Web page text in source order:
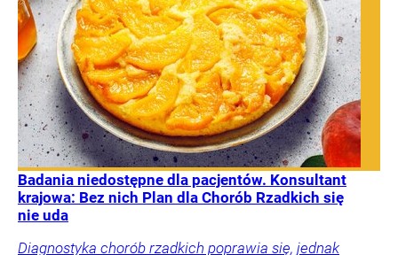
Badania niedostępne dla pacjentów. Konsultant
krajowa: Bez nich Plan dla Chorób Rzadkich się
nie uda
Diagnostyka chorób rzadkich poprawia się, jednak